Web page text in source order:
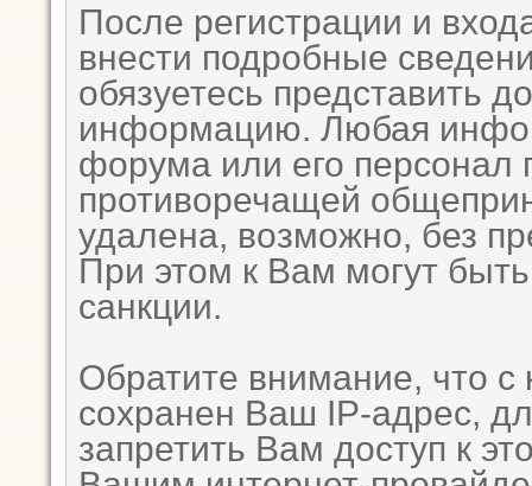
После регистрации и
внести подробные
обязуетесь представить
информацию. Любая
форума или его персонал
противоречащей
удалена, возможно, без
При этом к Вам могут
санкции.
Обратите внимание, что
сохранен Ваш IP-адрес,
запретить Вам доступ к